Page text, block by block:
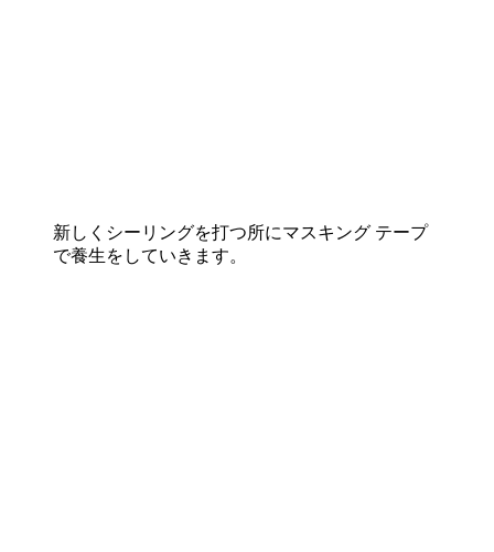
新しくシーリングを打つ所にマスキング テープ
で養生をしていきます。